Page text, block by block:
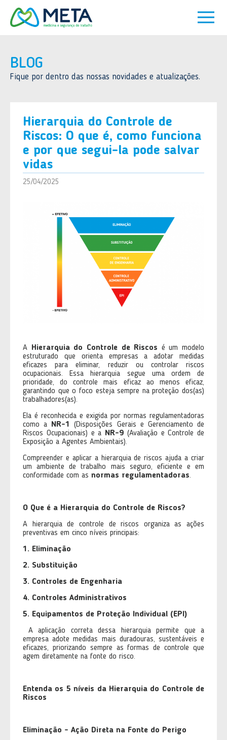
BLOG
Fique por dentro das nossas novidades e atualizações.
Hierarquia do Controle de
Riscos: O que é, como funciona
e por que segui-la pode salvar
vidas
25/04/2025
A Hierarquia do Controle de Riscos é um modelo
estruturado que orienta empresas a adotar medidas
eficazes para eliminar, reduzir ou controlar riscos
ocupacionais. Essa hierarquia segue uma ordem de
prioridade, do controle mais eficaz ao menos eficaz,
garantindo que o foco esteja sempre na proteção dos(as)
trabalhadores(as).
Ela é reconhecida e exigida por normas regulamentadoras
como a NR-1
(Disposições Gerais e Gerenciamento de
Riscos Ocupacionais) e a NR-9 (Avaliação e Controle de
Exposição a Agentes Ambientais).
Compreender e aplicar a hierarquia de riscos ajuda a criar
um ambiente de trabalho mais seguro, eficiente e em
conformidade com as normas regulamentadoras.
O Que é a Hierarquia do Controle de Riscos?
A hierarquia de controle de riscos organiza as ações
preventivas em cinco níveis principais:
1. Eliminação
2. Substituição
3. Controles de Engenharia
4. Controles Administrativos
5. Equipamentos de Proteção Individual (EPI)
A aplicação correta dessa hierarquia permite que a
empresa adote medidas mais duradouras, sustentáveis e
eficazes, priorizando sempre as formas de controle que
agem diretamente na fonte do risco.
Entenda os 5 níveis da Hierarquia do Controle de
Riscos
Eliminação - Ação Direta na Fonte do Perigo